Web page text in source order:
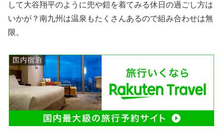
して大谷翔平のように兜や鎧を着てみる休日の過ごし方は
いかが？南九州は温泉もたくさんあるので組み合わせは無
限。